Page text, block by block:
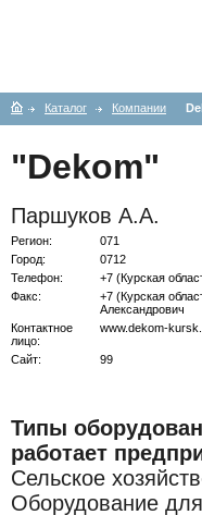
Каталог Компании
"Dekom"
Паршуков А.А.
Регион:
071
Город:
0712
Телефон:
+7 (Курская
Факс:
+7 (Курская
Александрович
Контактное
лицо:
www.dekom-
Сайт: 99
Типы
работает
Сельское
Оборудование